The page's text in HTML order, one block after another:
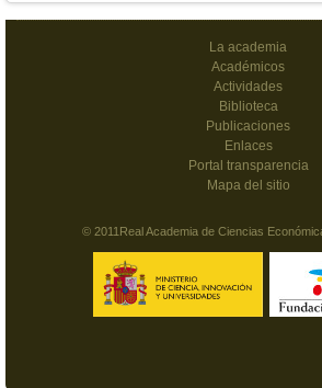
La academia
Académicos
Actividades
Biblioteca
Publicaciones
Enlaces
Portal transparencia
Mapa del sitio
© 2011Real Academia de Ciencias